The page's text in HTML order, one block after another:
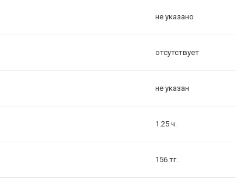
не указано
отсутствует
не указан
1.25 ч.
156 тг.